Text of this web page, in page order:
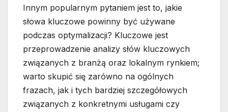
Innym popularnym pytaniem jest to, jakie
słowa kluczowe powinny być używane
podczas optymalizacji? Kluczowe jest
przeprowadzenie analizy słów kluczowych
związanych z branżą oraz lokalnym rynkiem;
warto skupić się zarówno na ogólnych
frazach, jak i tych bardziej szczegółowych
związanych z konkretnymi usługami czy